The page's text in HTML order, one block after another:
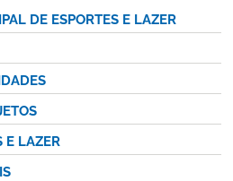
DE ESPORTES E LAZER
E LAZER